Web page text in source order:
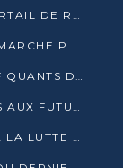
LCDE DÉMENT L’OUVERTURE D’UN PORTAIL DE RECRUTEMENT ET APPELLE À LA VIGILANCE
TRAVERSÉE DU MAYOMBE 2026 : UNE MARCHE POUR SENSIBILISER ET DÉPISTER AU DIABÈTE
BRACONNAGE : DEUX PRÉSUMÉS TRAFIQUANTS D’HIPPOPOTAME ÉCROUÉS À BRAZZAVILLE
CONGO TERMINAL OUVRE SES PORTES AUX FUTURS INGÉNIEURS DE L’UCAC-ICAM
PLUS DE 700 SALARIÉS SENSIBILISÉS À LA LUTTE CONTRE LA TUBERCULOSE À CONGO TERMINAL